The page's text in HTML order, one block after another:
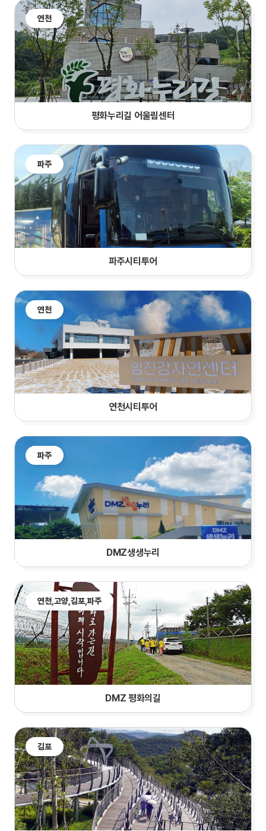
연천
평화누리길 어울림센터
파주
파주시티투어
연천
연천시티투어
파주
DMZ생생누리
연천, 고양 ,김포,파주
DMZ 평화의길
김포